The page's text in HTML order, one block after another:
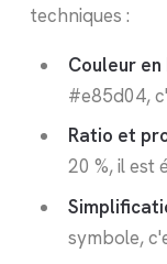
techniques :
Couleur en
#e85d04,
Ratio et
20 %, il est
symbole,